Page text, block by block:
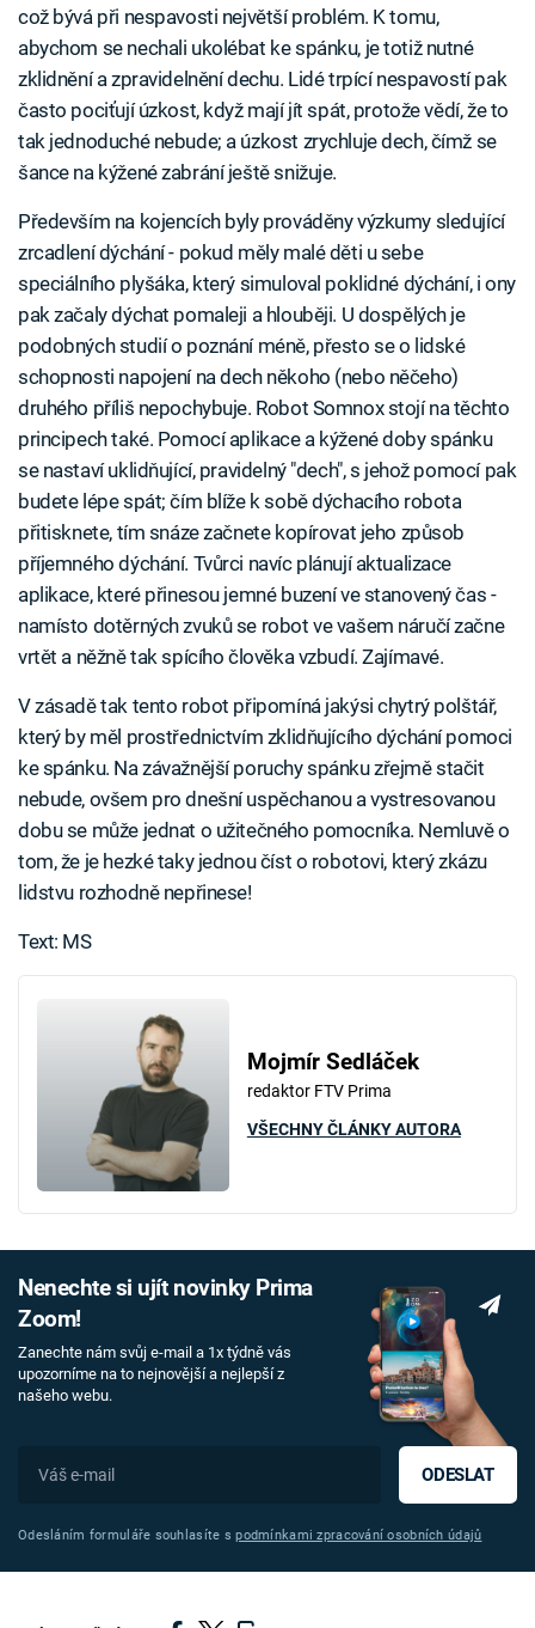
což bývá při nespavosti největší problém. K tomu,
abychom se nechali ukolébat ke spánku, je totiž nutné
zklidnění a zpravidelnění dechu. Lidé trpící nespavostí pak
často pociťují úzkost, když mají jít spát, protože vědí, že to
tak jednoduché nebude; a úzkost zrychluje dech, čímž se
šance na kýžené zabrání ještě snižuje.
Především na kojencích byly prováděny výzkumy sledující
zrcadlení dýchání - pokud měly malé děti u sebe
speciálního plyšáka, který simuloval poklidné dýchání, i ony
pak začaly dýchat pomaleji a hlouběji. U dospělých je
podobných studií o poznání méně, přesto se o lidské
schopnosti napojení na dech někoho (nebo něčeho)
druhého příliš nepochybuje. Robot Somnox stojí na těchto
principech také. Pomocí aplikace a kýžené doby spánku
se nastaví uklidňující, pravidelný "dech", s jehož pomocí pak
budete lépe spát; čím blíže k sobě dýchacího robota
přitisknete, tím snáze začnete kopírovat jeho způsob
příjemného dýchání. Tvůrci navíc plánují aktualizace
aplikace, které přinesou jemné buzení ve stanovený čas -
namísto dotěrných zvuků se robot ve vašem náručí začne
vrtět a něžně tak spícího člověka vzbudí. Zajímavé.
V zásadě tak tento robot připomíná jakýsi chytrý polštář,
který by měl prostřednictvím zklidňujícího dýchání pomoci
ke spánku. Na závažnější poruchy spánku zřejmě stačit
nebude, ovšem pro dnešní uspěchanou a vystresovanou
dobu se může jednat o užitečného pomocníka. Nemluvě o
tom, že je hezké taky jednou číst o robotovi, který zkázu
lidstvu rozhodně nepřinese!
Text: MS
Mojmír Sedláček
redaktor FTV Prima
VŠECHNY ČLÁNKY AUTORA
Nenechte si ujít novinky Prima
Zoom!
Zanechte nám svůj e-mail a 1x týdně vás
upozorníme na to nejnovější a nejlepší z
našeho webu.
ODESLAT
Odesláním formuláře souhlasíte spodmínkami zpracování osobních údajů